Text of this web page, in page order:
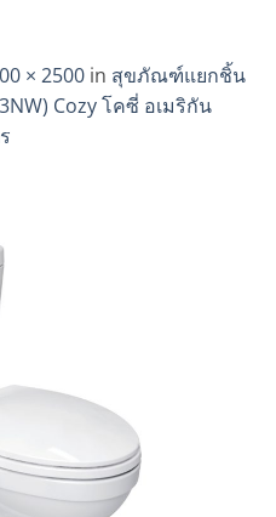
× 2500 in สุขภัณฑ์แยกชิ้น
Cozy โคซี่ อเมริกัน